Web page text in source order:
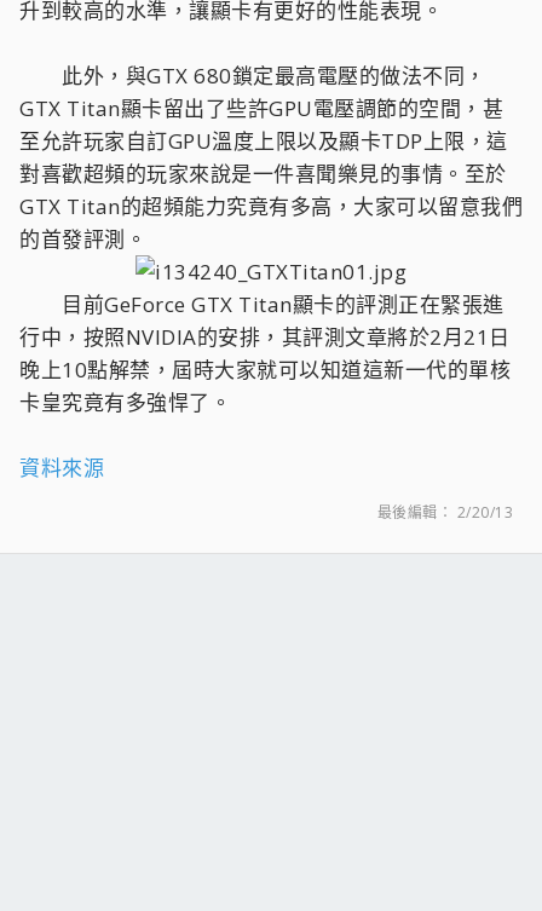
升到較高的水準，讓顯卡有更好的性能表現。
此外，與GTX 680鎖定最高電壓的做法不同，
GTX Titan顯卡留出了些許GPU電壓調節的空間，甚
至允許玩家自訂GPU溫度上限以及顯卡TDP上限，這
對喜歡超頻的玩家來說是一件喜聞樂見的事情。至於
GTX Titan的超頻能力究竟有多高，大家可以留意我們
的首發評測。
目前GeForce GTX Titan顯卡的評測正在緊張進
行中，按照NVIDIA的安排，其評測文章將於2月21日
晚上10點解禁，屆時大家就可以知道這新一代的單核
卡皇究竟有多強悍了。
資料來源
最後編輯： 2/20/13